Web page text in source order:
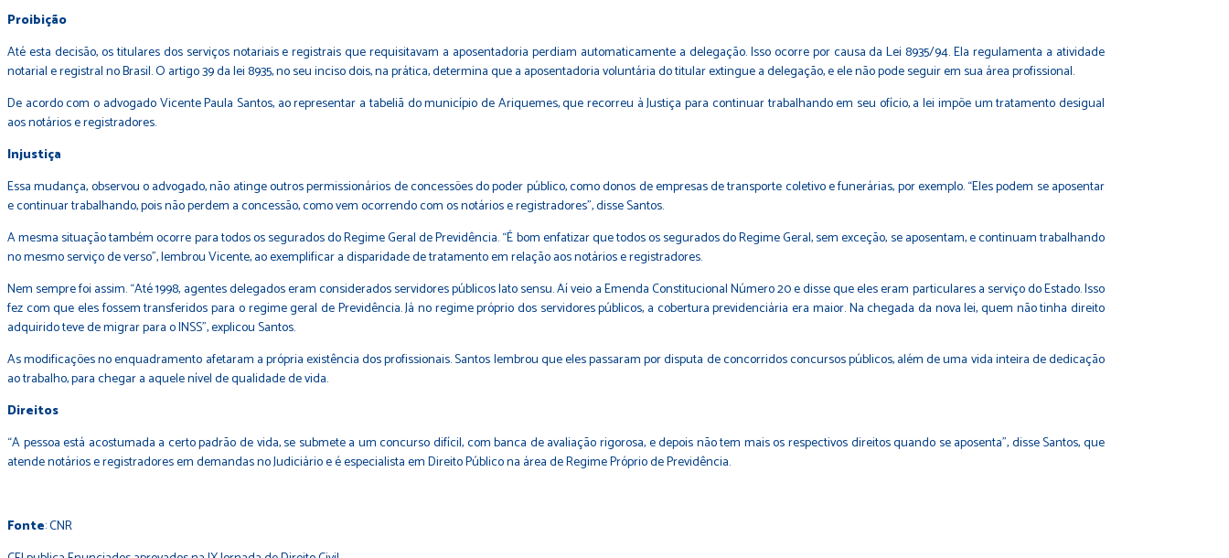
Proibição
Até esta decisão, os titulares dos serviços notariais e registrais que requisitavam a aposentadoria perdiam automaticamente a delegação. Isso ocorre por causa da Lei 8935/94. Ela regulamenta a atividade
notarial e registral no Brasil. O artigo 39 da lei 8935, no seu inciso dois, na prática, determina que a aposentadoria voluntária do titular extingue a delegação, e ele não pode seguir em sua área profissional.
De acordo com o advogado Vicente Paula Santos, ao representar a tabeliã do município de Ariquemes, que recorreu à Justiça para continuar trabalhando em seu ofício, a lei impõe um tratamento desigual
aos notários e registradores.
Injustiça
Essa mudança, observou o advogado, não atinge outros permissionários de concessões do poder público, como donos de empresas de transporte coletivo e funerárias, por exemplo. “Eles podem se aposentar
e continuar trabalhando, pois não perdem a concessão, como vem ocorrendo com os notários e registradores”, disse Santos.
A mesma situação também ocorre para todos os segurados do Regime Geral de Previdência. “É bom enfatizar que todos os segurados do Regime Geral, sem exceção, se aposentam, e continuam trabalhando
no mesmo serviço de verso”, lembrou Vicente, ao exemplificar a disparidade de tratamento em relação aos notários e registradores.
Nem sempre foi assim. “Até 1998, agentes delegados eram considerados servidores públicos lato sensu. Aí veio a Emenda Constitucional Número 20 e disse que eles eram particulares a serviço do Estado. Isso
fez com que eles fossem transferidos para o regime geral de Previdência. Já no regime próprio dos servidores públicos, a cobertura previdenciária era maior. Na chegada da nova lei, quem não tinha direito
adquirido teve de migrar para o INSS”, explicou Santos.
As modificações no enquadramento afetaram a própria existência dos profissionais. Santos lembrou que eles passaram por disputa de concorridos concursos públicos, além de uma vida inteira de dedicação
ao trabalho, para chegar a aquele nível de qualidade de vida.
Direitos
“A pessoa está acostumada a certo padrão de vida, se submete a um concurso difícil, com banca de avaliação rigorosa, e depois não tem mais os respectivos direitos quando se aposenta”, disse Santos, que
atende notários e registradores em demandas no Judiciário e é especialista em Direito Público na área de Regime Próprio de Previdência.
Fonte: CNR